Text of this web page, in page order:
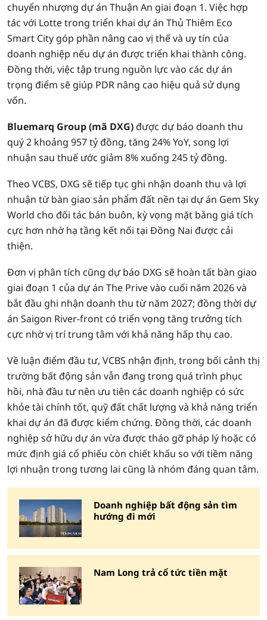
chuyển nhượng dự án Thuận An giai đoạn 1. Việc hợp
tác với Lotte trong triển khai dự án Thủ Thiêm Eco
Smart City góp phần nâng cao vị thế và uy tín của
doanh nghiệp nếu dự án được triển khai thành công.
Đồng thời, việc tập trung nguồn lực vào các dự án
trọng điểm sẽ giúp PDR nâng cao hiệu quả sử dụng
vốn.
Bluemarq Group (mã DXG)được dự báo doanh thu
quý 2 khoảng 957 tỷ đồng, tăng 24% YoY, song lợi
nhuận sau thuế ước giảm 8% xuống 245 tỷ đồng.
Theo VCBS, DXG sẽ tiếp tục ghi nhận doanh thu và lợi
nhuận từ bàn giao sản phẩm đất nền tại dự án Gem Sky
World cho đối tác bán buôn, kỳ vọng mặt bằng giá tích
cực hơn nhờ hạ tầng kết nối tại Đồng Nai được cải
thiện.
Đơn vị phân tích cũng dự báo DXG sẽ hoàn tất bàn giao
giai đoạn 1 của dự án The Prive vào cuối năm 2026 và
bắt đầu ghi nhận doanh thu từ năm 2027; đồng thời dự
án Saigon River-front có triển vọng tăng trưởng tích
cực nhờ vị trí trung tâm với khả năng hấp thụ cao.
Về luận điểm đầu tư, VCBS nhận định, trong bối cảnh thị
trường bất động sản vẫn đang trong quá trình phục
hồi, nhà đầu tư nên ưu tiên các doanh nghiệp có sức
khỏe tài chính tốt, quỹ đất chất lượng và khả năng triển
khai dự án đã được kiểm chứng. Đồng thời, các doanh
nghiệp sở hữu dự án vừa được tháo gỡ pháp lý hoặc có
mức định giá cổ phiếu còn chiết khấu so với tiềm năng
lợi nhuận trong tương lai cũng là nhóm đáng quan tâm.
Doanh nghiệp bất động sản tìm
hướng đi mới
Nam Long trả cổ tức tiền mặt